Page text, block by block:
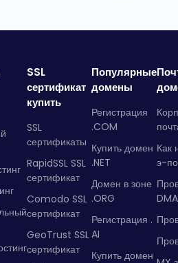
SSL
сертификат
купить
SSL
сертификаты
RapidSSL SSL
сертификат
Comodo SSL
сертификат
GeoTrust SSL
сертификат
Популярные
домены
Регистрация
.COM
Купить домен
.NET
Домен в зоне
.ORG
Регистрация .
AI
Купить домен
Как
э-